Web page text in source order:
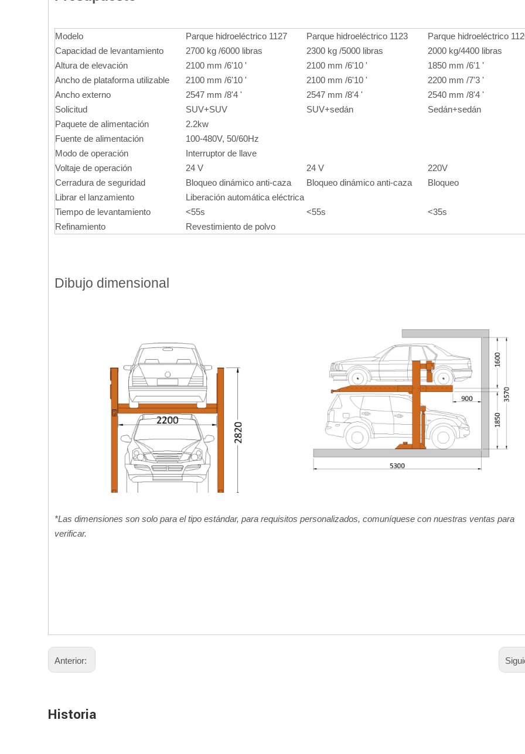
Modelo Parque hidroeléctrico 1127 Parque hidroeléctrico 1123
Parque hidroeléctrico
Capacidad de levantamiento
2700 kg /6000 libras 2300 kg /5000 libras
2000 kg/4400 libras
Altura de elevación
2100 mm /6'10 ' 2100 mm /6'10 '
1850 mm /6'1 '
Ancho de plataforma utilizable
2100 mm /6'10 ' 2100 mm /6'10 '
2200 mm /7'3 '
Ancho externo
2547 mm /8'4 ' 2547 mm /8'4 '
2540 mm /8'4 '
Solicitud
SUV+SUV SUV+sedán
Sedán+sedán
Paquete de alimentación
2.2kw
Fuente de alimentación
100-480V, 50/60Hz
Modo de operación
Interruptor de llave
Voltaje de operación
24 V 24 V
220V
Cerradura de seguridad
Bloqueo dinámico anti-caza Bloqueo dinámico anti-caza
Bloqueo
Librar el lanzamiento
Liberación automática eléctrica
Tiempo de levantamiento
<55s <55s
<35s
Refinamiento
Revestimiento de polvo
Dibujo dimensional
*Las dimensiones son solo para el tipo estándar, para requisitos personalizados, comuníquese con nuestras ventas para
verificar.
Anterior:
Historia